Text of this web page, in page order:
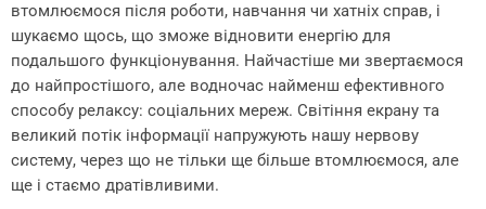
втомлюємося після роботи, навчання чи хатніх справ, і
шукаємо щось, що зможе відновити енергію для
подальшого функціонування. Найчастіше ми звертаємося
до найпростішого, але водночас найменш ефективного
способу релаксу: соціальних мереж. Світіння екрану та
великий потік інформації напружують нашу нервову
систему, через що не тільки ще більше втомлюємося, але
ще і стаємо дратівливими.